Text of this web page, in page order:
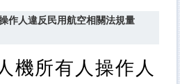
作人違反民用航空相關法規量
機所有人操作人